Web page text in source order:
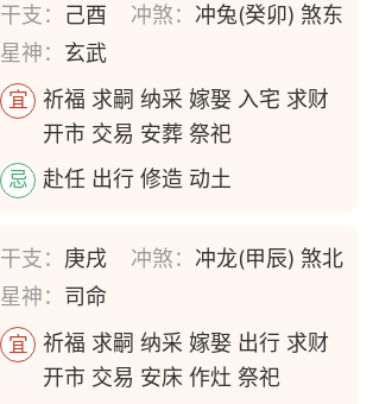
干支： 己酉 冲煞： 冲兔(癸卯) 煞东
星神： 玄武
宜
祈福 求嗣 纳采 嫁娶 入宅 求财
开市 交易 安葬 祭祀
忌 赴任 出行 修造 动土
干支： 庚戌 冲煞： 冲龙(甲辰) 煞北
星神： 司命
宜
祈福 求嗣 纳采 嫁娶 出行 求财
开市 交易 安床 作灶 祭祀